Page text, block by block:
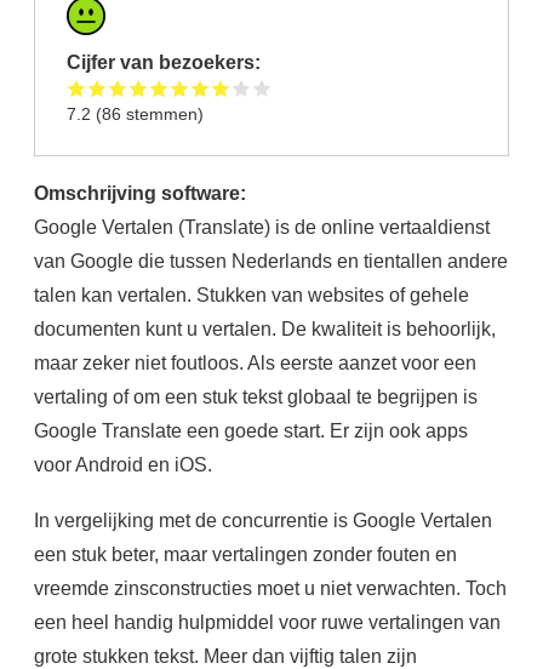
Cijfer van bezoekers:
7.2 (86 stemmen)
Omschrijving software:
Google Vertalen (Translate) is de online vertaaldienst
van Google die tussen Nederlands en tientallen andere
talen kan vertalen. Stukken van websites of gehele
documenten kunt u vertalen. De kwaliteit is behoorlijk,
maar zeker niet foutloos. Als eerste aanzet voor een
vertaling of om een stuk tekst globaal te begrijpen is
Google Translate een goede start. Er zijn ook apps
voor Android en iOS.
In vergelijking met de concurrentie is Google Vertalen
een stuk beter, maar vertalingen zonder fouten en
vreemde zinsconstructies moet u niet verwachten. Toch
een heel handig hulpmiddel voor ruwe vertalingen van
grote stukken tekst. Meer dan vijftig talen zijn